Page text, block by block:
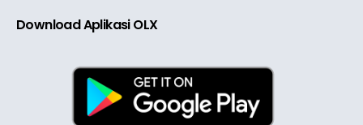
Download Aplikasi OLX